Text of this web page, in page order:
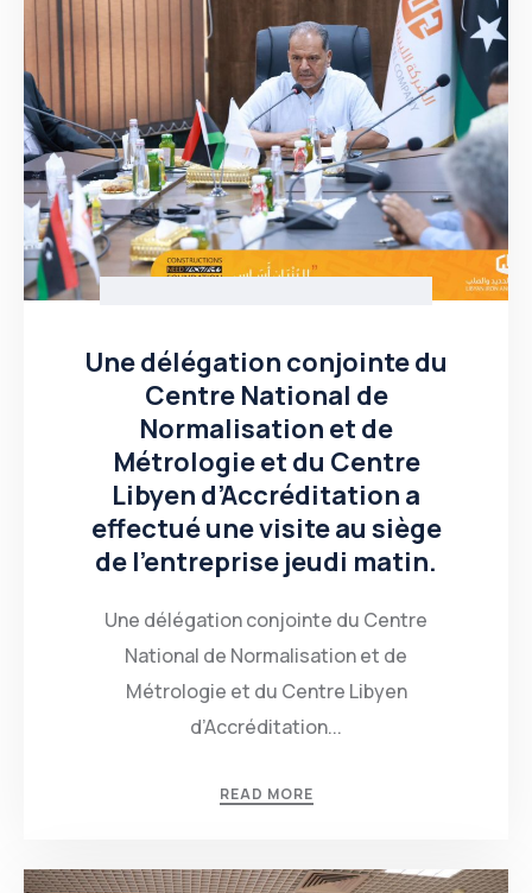
Une délégation conjointe du
Centre National de
Normalisation et de
Métrologie et du Centre
Libyen d’Accréditation a
effectué une visite au siège
de l’entreprise jeudi matin.
Une délégation conjointe du Centre
National de Normalisation et de
Métrologie et du Centre Libyen
d’Accréditation...
READ MORE